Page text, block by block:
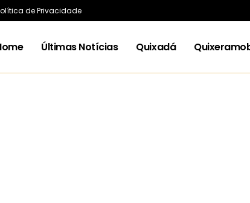
de Privacidade
Últimas Notícias Quixadá